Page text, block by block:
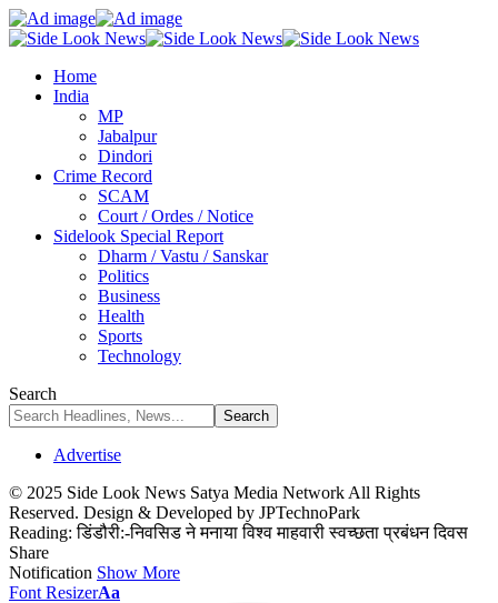
Home
India
MP
Jabalpur
Dindori
Crime Record
SCAM
Court / Ordes / Notice
Sidelook Special Report
Dharm / Vastu / Sanskar
Politics
Business
Health
Sports
Technology
Search
Advertise
© 2025 Side Look News Satya Media Network All Rights
Reserved. Design & Developed by JPTechnoPark
Reading: डिंडौरी:-निवसिड ने मनाया विश्व माहवारी स्वच्छता प्रबंधन दिवस
Share
Notification Show More
Font ResizerAa